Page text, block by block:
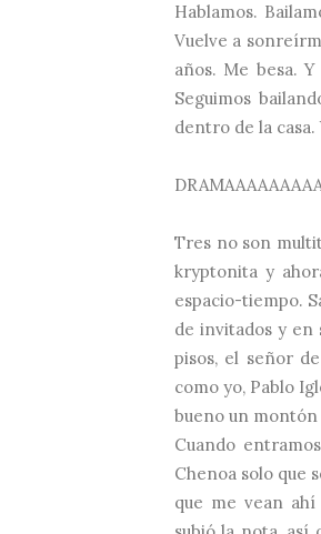
Hablamos.
Vuelve a
años. Me besa.
Seguimos
dentro de la
Tres no son
kryptonita y
espacio-tiempo.
de invitados y en
pisos, el señor
como yo, Pablo
bueno un montón
Cuando
Chenoa solo que
que me vean